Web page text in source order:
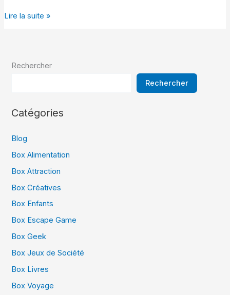
Idées
les
football
Lire la suite »
Rechercher
Rechercher
Catégories
Blog
Box Alimentation
Box Attraction
Box Créatives
Box Enfants
Box Escape Game
Box Geek
Box Jeux de Société
Box Livres
Box Voyage